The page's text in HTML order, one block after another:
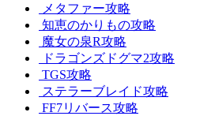
メタファー攻略
知恵のかりもの攻略
魔女の泉R攻略
ドラゴンズドグマ2攻略
TGS攻略
ステラーブレイド攻略
FF7リバース攻略